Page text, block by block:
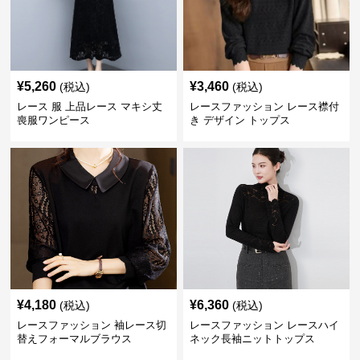
¥5,260 (税込)
レース 服 上品レース マキシ丈
喪服ワンピース
¥3,460 (税込)
レースファッション レース襟付
き デザイン トップス
¥4,180 (税込)
レースファッション 袖レース切
替えフォーマルブラウス
¥6,360 (税込)
レースファッション レースハイ
ネック長袖ニットトップス